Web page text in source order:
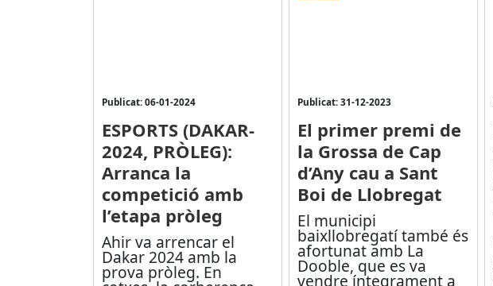
Publicat: 06-01-2024
ESPORTS (DAKAR-
2024, PRÒLEG):
Arranca la
competició amb
l’etapa pròleg
Ahir va arrencar el
Dakar 2024 amb la
prova pròleg. En
Publicat: 31-12-2023
El primer premi de
la Grossa de Cap
d’Any cau a Sant
Boi de Llobregat
El municipi
baixllobregatí també és
afortunat amb La
Dooble, que es va
vendre íntegrament a